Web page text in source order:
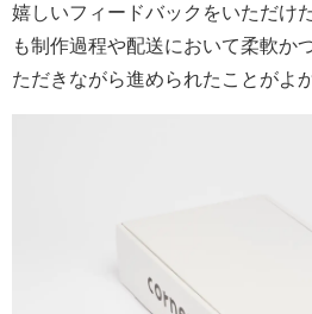
嬉しいフィードバックをいただけ
も制作過程や配送において柔軟か
ただきながら進められたことがよ